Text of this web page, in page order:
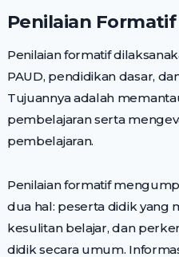
Penilaian Formatif
Penilaian formatif
PAUD, pendidikan dasar,
Tujuannya adalah
pembelajaran serta
pembelajaran.
Penilaian formatif
dua hal: peserta didik yang
kesulitan belajar, dan
didik secara umum.